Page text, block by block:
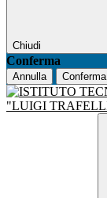
Chiudi
Conferma
Annulla Conferma